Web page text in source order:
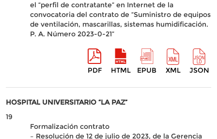
el “perfil de contratante” en Internet de la
convocatoria del contrato de “Suministro de equipos
de ventilación, mascarillas, sistemas humidificación.
P. A. Número 2023-0-21”
PDF HTML EPUB XML JSON
HOSPITAL UNIVERSITARIO “LA PAZ”
19
Formalización contrato
– Resolución de 12 de julio de 2023, de la Gerencia